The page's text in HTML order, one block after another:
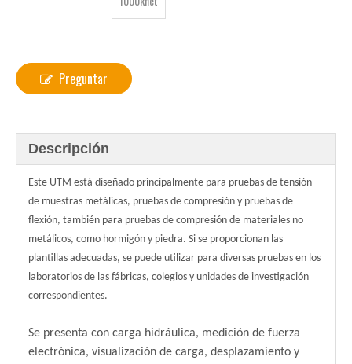
Preguntar
Descripción
Este UTM está diseñado principalmente para pruebas de tensión
de muestras metálicas, pruebas de compresión y pruebas de
flexión, también para pruebas de compresión de materiales no
metálicos, como hormigón y piedra. Si se proporcionan las
plantillas adecuadas, se puede utilizar para diversas pruebas en los
laboratorios de las fábricas, colegios y unidades de investigación
correspondientes.
Se presenta con carga hidráulica, medición de fuerza
electrónica, visualización de carga, desplazamiento y